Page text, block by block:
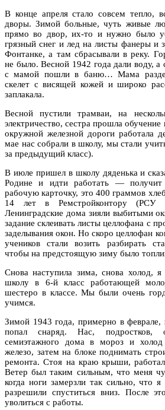
В конце апреля стало совсем тепло,
дворы. Зимой больные, чуть живые
прямо во двор, их-то и нужно было
грязный снег и лед на листы фанеры и
Фонтанке, а там сбрасывали в реку.
не было. Весной 1942 года дали воду,
с мамой пошли в баню… Мама
скелет с висящей кожей и широко
заплакала.
Весной пустили трамваи, на
электричество, сестра прошла
окружной железной дороги работала
мае нас собрали в школу, мы стали
за предыдущий класс).
В июле пришел в школу дяденька и
Родине и идти работать — получит
рабочую карточку, это 400 граммов
14 лет в Ремстройконтору (РСУ
Ленинградские дома зияли выбитыми
задание склеивать листы целлофана с
заделывания окон. Но скоро целлофан
учеников стали возить разбирать
чтобы на предстоящую зиму было
Снова наступила зима, снова холод,
школу в 6-й класс работающей
шестеро в классе. Мы были очень
учимся.
Зимой 1943 года, примерно в феврале,
попал снаряд. Нас, подростков,
семиэтажного дома в мороз и холод
железо, затем на блоке поднимать
ремонта. Стоя на краю крыши,
Ветер был таким сильным, что меня
когда ноги замерзли так сильно, что
разрешили спуститься вниз. После
уволиться с работы.